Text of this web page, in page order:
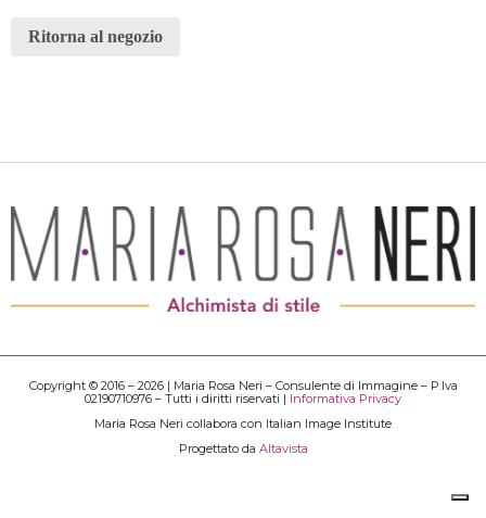
Ritorna al negozio
Copyright © 2016 – 2026 | Maria Rosa Neri – Consulente di Immagine – P.Iva
02190710976 – Tutti i diritti riservati | Informativa Privacy
Maria Rosa Neri collabora con Italian Image Institute
Progettato da Altavista